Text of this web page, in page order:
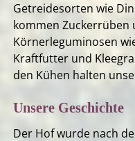
Getreidesorten wie
kommen Zuckerrüben
Körnerleguminosen
Kraftfutter und
den Kühen halten
Unsere Geschichte
Der Hof wurde nach